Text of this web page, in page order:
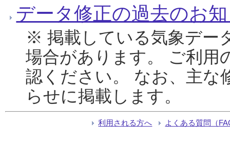
データ修正の過去のお
※ 掲載している気象デー
場合があります。 ご利用
認ください。 なお、主な
らせに掲載します。
利用される方へ よくある質問（